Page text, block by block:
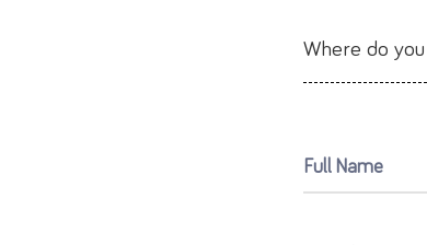
Where do
Full Name